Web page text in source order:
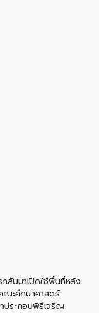
ลับมาเปิดใช้พื้นที่หลัง
ณะศึกษาศาสตร์
ประกอบพิธีเจริญ